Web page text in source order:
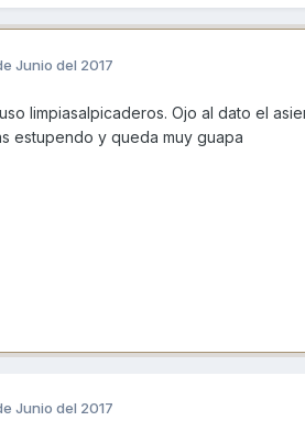
Junio del 2017
limpiasalpicaderos. Ojo al dato el
estupendo y queda muy guapa
Junio del 2017